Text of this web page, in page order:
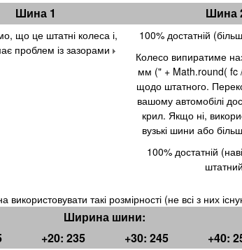
Шина 1
Шина
що це штатні колеса і,
проблем із зазорами
100% достатній
Колесо випиратиме
мм (" + Math.round( fc
щодо штатного.
вашому автомобілі
крил. Якщо ні,
вузькі шини або
100% достатній
використовувати такі розмірності (не всі з них
Ширина шини:
+20: 235 +30: 245 +40: